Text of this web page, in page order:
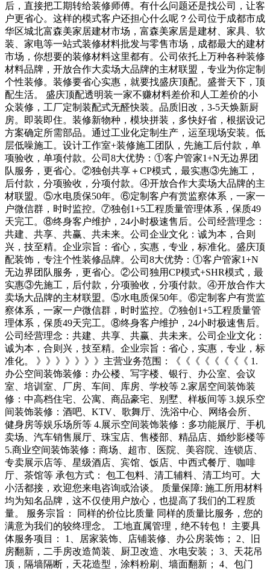
后，直接把工期转给装修师傅。有什么问题还是找公司，让客
户更省心。这样的模式客户还担心什么呢？公司位于成都市成
华区城北富森美家居建材市场，富森美家居是建材、家具、软
装、家电等一站式装修材料批发与零售市场，成都最大的建材
市场，你想要的装修材料这里都有。公司依托上万种各种装修
材料品牌，开放合作大卖场大品牌的主材联盟，专业为你定制
个性装修。装修要省心实惠，就要找盛庆顶配。盛誉天下，顶
配生活。 盛庆顶配透明装一家不赚材料差价和人工差价的小
众装修，工厂定制装配式无醛快装。品质旧改，3-5天焕新厨
房。即装即住。装修新物种，模块拼装，多快好省，根据设记
方案确定所需部品。通过工业化定制生产，运至现场安装。低
层低噪施工。设计工作室+装修施工团队，先施工后付款，单
项验收，单项付款。公司8大优势：①客户管家1+N无边界团
队服务，更省心。②独创共享＋CP模式，最实惠③先施工，
后付款，分项验收，分项付款。④开放合作大卖场大品牌的主
材联盟。⑤水电质保50年。⑥定制客户有赏监察体系，一家一
户微信群，时时监控。⑦独创1+5工程质量管理体系，保质49
天完工。⑧终身客户维护，24小时极速售后。公司经营理念：
共建、共享、共赢、共未来。公司企业文化：诚为本，合则
兴，技至精。企业宗旨：省心，实惠，专业，标准化。盛庆顶
配装饰，专注个性装修品牌。公司8大优势：①客户管家1+N
无边界团队服务，更省心。②公司独用CP模式+SHR模式，最
实惠③先施工，后付款，分项验收，分项付款。④开放合作大
卖场大品牌的主材联盟。⑤水电质保50年。⑥定制客户有赏监
察体系，一家一户微信群，时时监控。⑦独创1+5工程质量管
理体系，保质49天完工。⑧终身客户维护，24小时极速售后。
公司经营理念：共建、共享、共赢、共未来。公司企业文化：
诚为本，合则兴，技至精。企业宗旨：省心，实惠，专业，标
准化。 》》》》》》》主营业务范围：《《《《《《《《 1.
办公空间装饰装修：办公楼、写字楼、银行、办公室、会议
室、培训室、厂房、车间、库房、学校等 2.家居空间装饰装
修：中高档住宅、公寓、商品豪宅、别墅、样板间等 3.娱乐空
间装饰装修：酒吧、KTV、歌舞厅、洗浴中心、网络会所、
健身房等娱乐场所等 4.展示空间装饰装修：多功能展厅、手机
卖场、汽车销售展厅、珠宝店、售楼部、精品店、婚纱影楼等
5.商业空间装饰装修：商场、超市、医院、美容院、连锁店、
专卖展示店等、星级酒店、宾馆、饭店、中西式餐厅、咖啡
厅、茶馆等 承包方式： 包工包料、清工辅料、清工均可。大
小活都接，欢迎您来电咨询或洽谈。 质量保障: 施工所用材料
均为知名品牌，这不仅使用户放心，也提高了我们的工程质
量。 服务宗旨： 同样的价位比质量 同样的质量比服务，您的
满意为我们的较终理念。 工地直属管理，绝不转包！ 主要具
体服务项目： 1、居家装饰、店铺装修、办公房装饰； 2、旧
房翻新，二手房改造简装、厨卫改造、水电安装； 3、天花吊
顶，隔墙隔断，天花造型，涂料粉刷、墙面翻新； 4、包门